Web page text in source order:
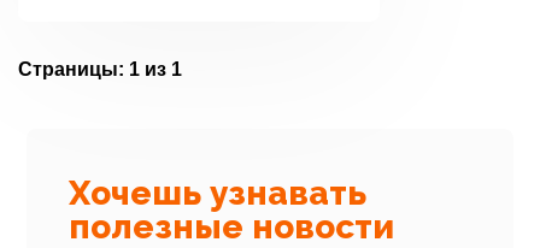
Страницы: 1 из 1
Хочешь узнавать
полезные новости